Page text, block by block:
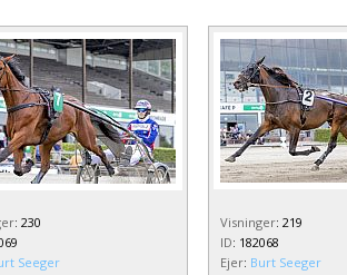
: 230
Seeger
Visninger: 219
ID: 182068
Ejer: Burt Seeger